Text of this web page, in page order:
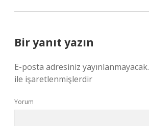
Bir yanıt yazın
E-posta adresiniz yayınlanmayacak.
ile işaretlenmişlerdir
Yorum